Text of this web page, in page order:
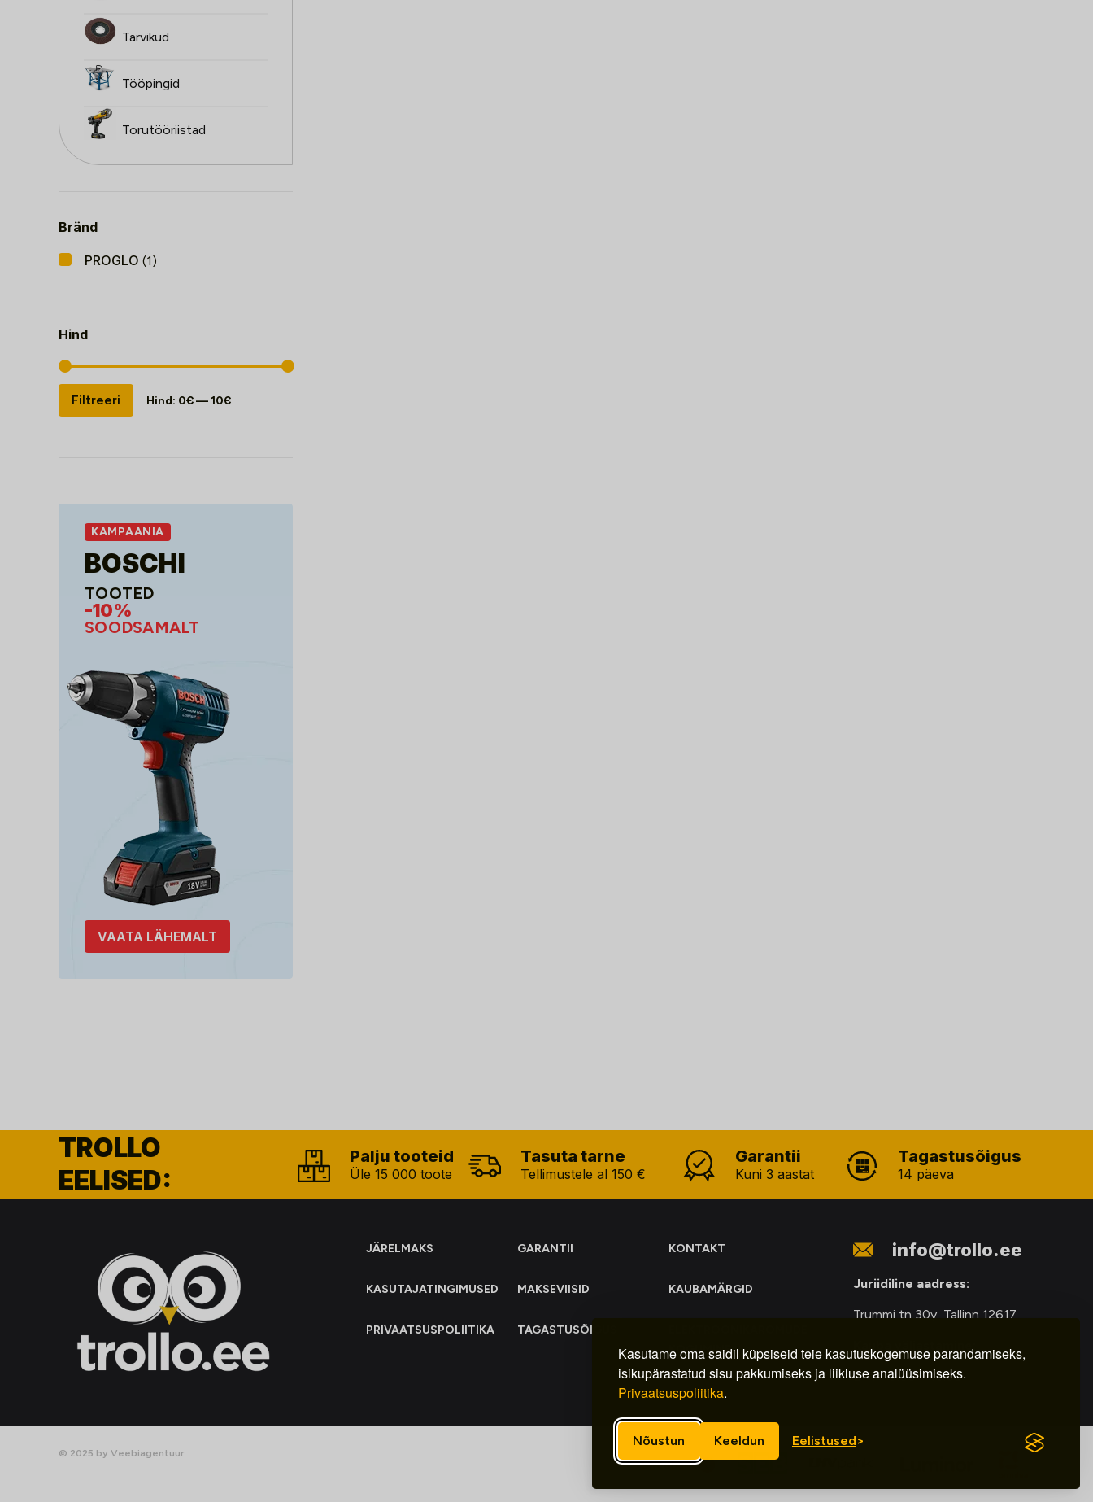
Kasutame oma saidil küpsiseid teie kasutuskogemuse parandamiseks,
isikupärastatud sisu pakkumiseks ja liikluse analüüsimiseks.
Privaatsuspoliitika.
Nõustun Keeldun Eelistused
Tarvikud
Tööpingid
Torutööriistad
Bränd
PROGLO (1)
Hind
Minimaalne
hind
Maksimaalne
hind
Filtreeri Hind: 0€— 10€
KAMPAANIA
BOSCHI
TOOTED
-10%
SOODSAMALT
VAATA LÄHEMALT
TROLLO
EELISED:
Palju tooteid
Üle 15 000 toote
Tasuta tarne
Tellimustele al 150 €
Garantii
Kuni 3 aastat
Tagastusõigus
14 päeva
JÄRELMAKS GARANTII KONTAKT
KASUTAJATINGIMUSED MAKSEVIISID KAUBAMÄRGID
PRIVAATSUSPOLIITIKA TAGASTUSÕIGUS
KOGUMINE
info@trollo.ee
Juriidiline aadress:
Trummi tn 30y, Tallinn 12617
Kauba väljastamine:
E-R – 9.00 – 18.00
© 2025 by Veebiagentuur